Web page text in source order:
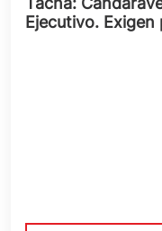
Ejecutivo.